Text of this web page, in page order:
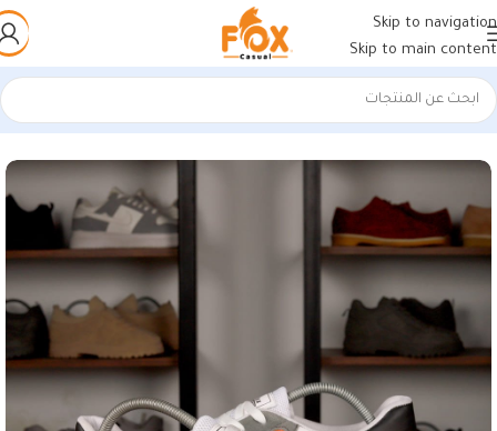
Skip to navigation
Skip to main content
الرئيسية/أحذية رجالي/كوتشي رجالي